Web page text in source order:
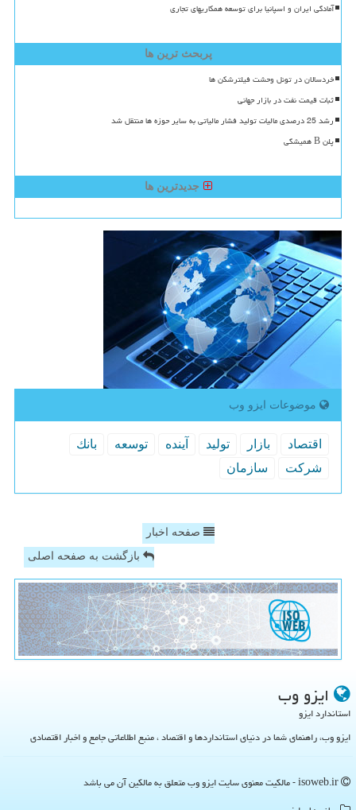
آمادگی ایران و اسپانیا برای توسعه همکاریهای تجاری
پربحث ترین ها
خردسالان در تونل وحشت فیلترشکن ها
ثبات قیمت نفت در بازار جهانی
رشد 25 درصدی مالیات تولید فشار مالیاتی به سایر حوزه ها منتقل شد
پلن B همیشگی
جدیدترین ها
موضوعات ایزو وب
اقتصاد بازار تولید آینده توسعه
بانك
شركت
سازمان
صفحه اخبار
بازگشت به صفحه اصلی
ایزو وب
استاندارد ایزو
ایزو وب، راهنمای شما در دنیای استانداردها و اقتصاد ، منبع اطلاعاتی جامع و اخبار اقتصادی